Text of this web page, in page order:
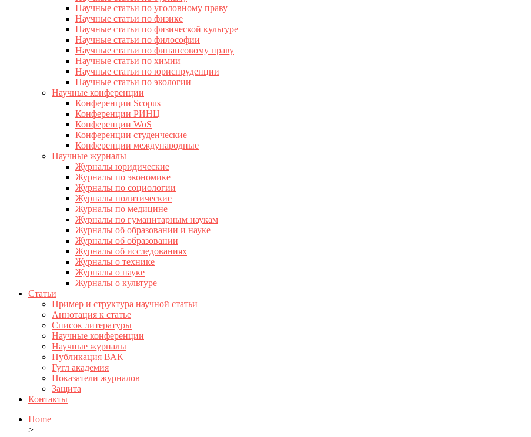
Научные статьи по уголовному праву
Научные статьи по физике
Научные статьи по физической культуре
Научные статьи по философии
Научные статьи по финансовому праву
Научные статьи по химии
Научные статьи по юриспруденции
Научные статьи по экологии
Научные конференции
Конференции Scopus
Конференции РИНЦ
Конференции WoS
Конференции студенческие
Конференции международные
Научные журналы
Журналы юридические
Журналы по экономике
Журналы по социологии
Журналы политические
Журналы по медицине
Журналы по гуманитарным наукам
Журналы об образовании и науке
Журналы об образовании
Журналы об исследованиях
Журналы о технике
Журналы о науке
Журналы о культуре
Статьи
Пример и структура научной статьи
Аннотация к статье
Список литературы
Научные конференции
Научные журналы
Публикация ВАК
Гугл академия
Показатели журналов
Защита
Контакты
Home
>